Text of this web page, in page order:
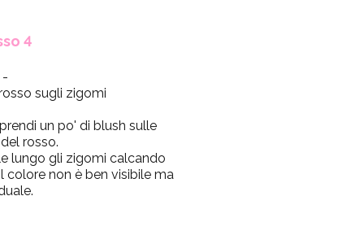
4
-
sugli zigomi
un po' di blush sulle
rosso.
lungo gli zigomi calcando
colore non è ben visibile ma